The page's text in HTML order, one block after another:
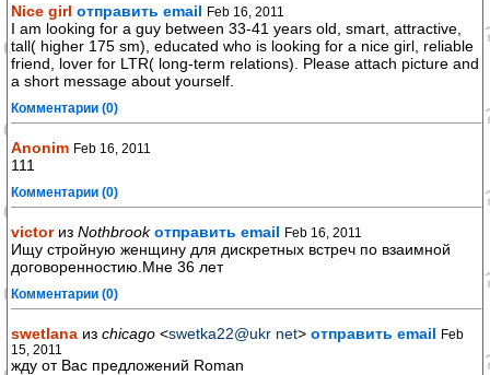
Nice girl отправить email Feb 16, 2011
I am looking for a guy between 33-41 years old, smart, attractive,
tall( higher 175 sm), educated who is looking for a nice girl, reliable
friend, lover for LTR( long-term relations). Please attach picture and
a short message about yourself.
Комментарии (0)
Anonim Feb 16, 2011
111
Комментарии (0)
victorиз Nothbrook отправить email Feb 16, 2011
Ищу стройную женщину для дискретных встреч по взаимной
договоренностию.Мне 36 лет
Комментарии (0)
swetlana из chicago <swetka22@ukr net> отправить email Feb
15, 2011
жду от Вас предложений Roman